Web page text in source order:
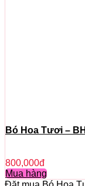
Bó Hoa Tươi –
800,000đ
Mua hàng